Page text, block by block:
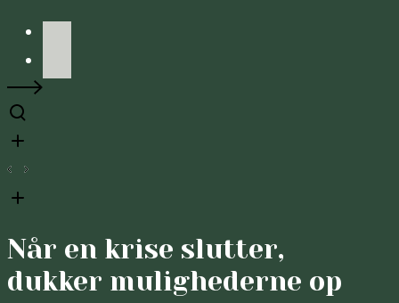
Når en krise slutter,
dukker mulighederne op